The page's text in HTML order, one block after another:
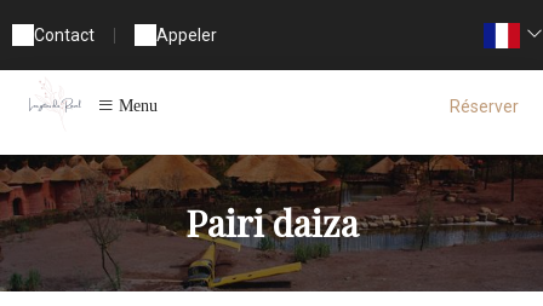
Contact Appeler
Menu Réserver
Pairi daiza